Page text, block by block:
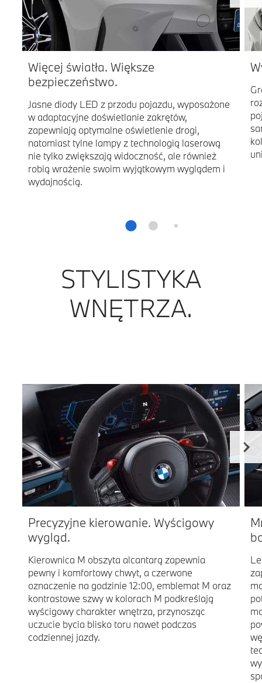
Więcej światła. Większe
bezpieczeństwo.
Jasne diody LED z przodu pojazdu, wyposażone
w adaptacyjne doświetlanie zakrętów,
zapewniają optymalne oświetlenie drogi,
natomiast tylne lampy z technologią laserową
nie tylko zwiększają widoczność, ale również
robią wrażenie swoim wyjątkowym wyglądem i
wydajnością.
STYLISTYKA
WNĘTRZA.
Precyzyjne kierowanie. Wyścigowy
wygląd.
Kierownica M obszyta alcantarą zapewnia
pewny i komfortowy chwyt, a czerwone
oznaczenie na godzinie 12:00, emblemat M oraz
kontrastowe szwy w kolorach M podkreślają
wyścigowy charakter wnętrza, przynosząc
uczucie bycia blisko toru nawet podczas
codziennej jazdy.